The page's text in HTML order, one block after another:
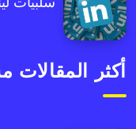
أكثر المقالات